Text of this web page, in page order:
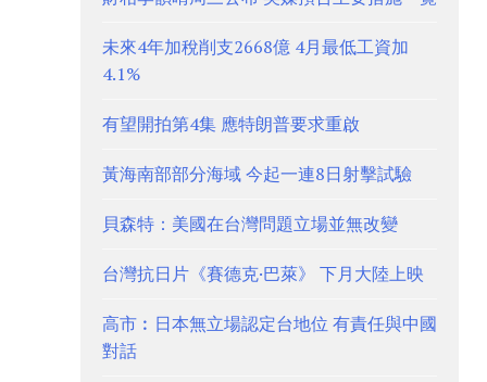
未來4年加稅削支2668億 4月最低工資加
4.1%
有望開拍第4集 應特朗普要求重啟
黃海南部部分海域 今起一連8日射擊試驗
貝森特：美國在台灣問題立場並無改變
台灣抗日片《賽德克·巴萊》 下月大陸上映
高市︰日本無立場認定台地位 有責任與中國
對話